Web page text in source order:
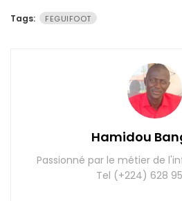
Tags: FEGUIFOOT
Hamidou
Passionné par le métier de
Tel (+224) 628